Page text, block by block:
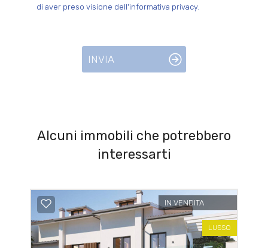
di aver preso visione dell'informativa privacy.
INVIA
Alcuni immobili che potrebbero
interessarti
IN VENDITA
LUSSO